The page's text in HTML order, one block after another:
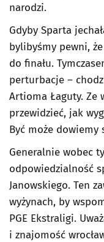
narodzi.
Gdyby Sparta
bylibyśmy pewni,
do finału.
perturbacje –
Artioma Łaguty. Ze
przewidzieć, jak
Być może
Generalnie wobec
odpowiedzialność
Janowskiego. Ten
wyżynach, by
PGE Ekstraligi.
i znajomość